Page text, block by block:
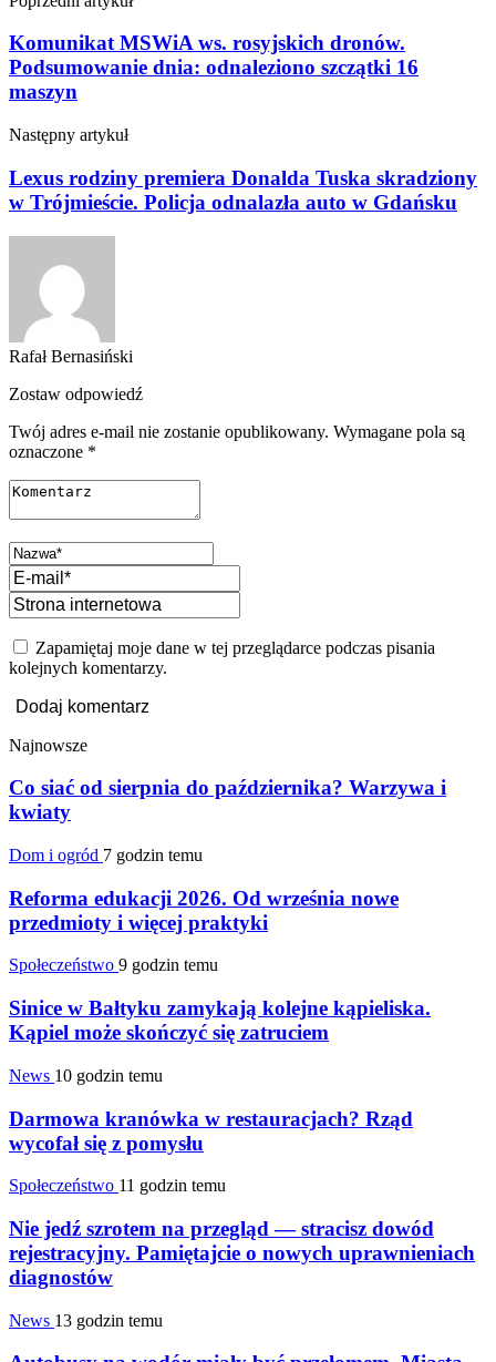
Komunikat MSWiA ws. rosyjskich dronów.
Podsumowanie dnia: odnaleziono szczątki 16
maszyn
Następny artykuł
Lexus rodziny premiera Donalda Tuska skradziony
w Trójmieście. Policja odnalazła auto w Gdańsku
Rafał Bernasiński
Zostaw odpowiedź
Twój adres e-mail nie zostanie opublikowany. Wymagane pola są
oznaczone *
Zapamiętaj moje dane w tej przeglądarce podczas pisania
kolejnych komentarzy.
Najnowsze
Co siać od sierpnia do października? Warzywa i
kwiaty
Dom i ogród 7 godzin temu
Reforma edukacji 2026. Od września nowe
przedmioty i więcej praktyki
Społeczeństwo 9 godzin temu
Sinice w Bałtyku zamykają kolejne kąpieliska.
Kąpiel może skończyć się zatruciem
News 10 godzin temu
Darmowa kranówka w restauracjach? Rząd
wycofał się z pomysłu
Społeczeństwo 11 godzin temu
Nie jedź szrotem na przegląd — stracisz dowód
rejestracyjny. Pamiętajcie o nowych uprawnieniach
diagnostów
News 13 godzin temu